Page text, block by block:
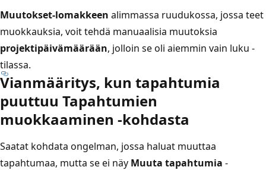
Muutokset-lomakkeen alimmassa ruudukossa, jossa teet
muokkauksia, voit tehdä manuaalisia muutoksia
projektipäivämäärään, jolloin se oli aiemmin vain luku -
tilassa.
Vianmääritys, kun tapahtumia
puuttuu Tapahtumien
muokkaaminen -kohdasta
Saatat kohdata ongelman, jossa haluat muuttaa
tapahtumaa, mutta se ei näy Muuta tapahtumia -